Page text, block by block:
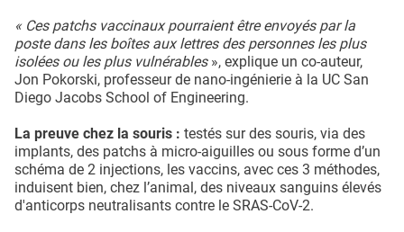
« Ces patchs vaccinaux pourraient être envoyés par la
poste dans les boîtes aux lettres des personnes les plus
isolées ou les plus vulnérables », explique un co-auteur,
Jon Pokorski, professeur de nano-ingénierie à la UC San
Diego Jacobs School of Engineering.
La preuve chez la souris : testés sur des souris, via des
implants, des patchs à micro-aiguilles ou sous forme d’un
schéma de 2 injections, les vaccins, avec ces 3 méthodes,
induisent bien, chez l’animal, des niveaux sanguins élevés
d'anticorps neutralisants contre le SRAS-CoV-2.